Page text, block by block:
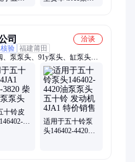
司
洽谈
验 福建莆田
泵泵头、91y泵头、缸泵头、
台、p84编号、喷油器、传感
、研磨机、共轨阀、阀组件、传
、帕金斯、suv柱塞
十铃皮
适用于五十铃泵
头146402-4420油